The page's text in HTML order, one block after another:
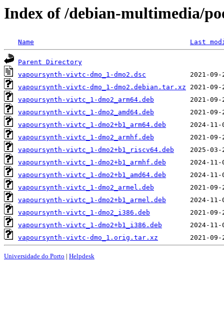
Index of /debian-multimedia/
Name Last
Parent Directory
vapoursynth-vivtc-dmo_1-dmo2.dsc
vapoursynth-vivtc-dmo_1-dmo2.debian.tar.xz
vapoursynth-vivtc_1-dmo2_arm64.deb
vapoursynth-vivtc_1-dmo2_amd64.deb
vapoursynth-vivtc_1-dmo2+b1_arm64.deb
vapoursynth-vivtc_1-dmo2_armhf.deb
vapoursynth-vivtc_1-dmo2+b1_riscv64.deb
vapoursynth-vivtc_1-dmo2+b1_armhf.deb
vapoursynth-vivtc_1-dmo2+b1_amd64.deb
vapoursynth-vivtc_1-dmo2_armel.deb
vapoursynth-vivtc_1-dmo2+b1_armel.deb
vapoursynth-vivtc_1-dmo2_i386.deb
vapoursynth-vivtc_1-dmo2+b1_i386.deb
vapoursynth-vivtc-dmo_1.orig.tar.xz
Universidade do Porto | Helpdesk